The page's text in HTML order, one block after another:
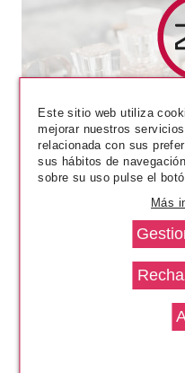
CREAM
CREMA
Pvr 3.39€
-23%
Este sitio web utiliza
mejorar nuestros
relacionada con sus
sus hábitos de
sobre su uso pulse el
Más